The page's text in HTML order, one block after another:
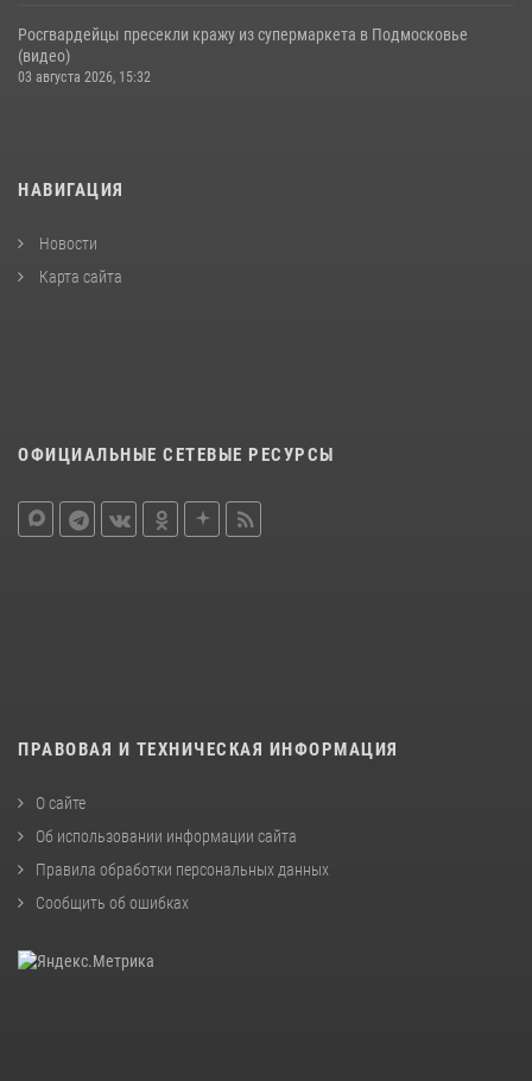
Росгвардейцы пресекли кражу из супермаркета в Подмосковье
(видео)
03 августа 2026, 15:32
НАВИГАЦИЯ
Новости
Карта сайта
ОФИЦИАЛЬНЫЕ СЕТЕВЫЕ РЕСУРСЫ
ПРАВОВАЯ И ТЕХНИЧЕСКАЯ ИНФОРМАЦИЯ
О сайте
Об использовании информации сайта
Правила обработки персональных данных
Сообщить об ошибках